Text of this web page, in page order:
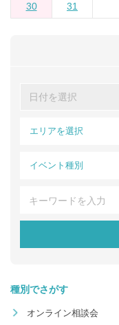
30 31
エリアを選択
イベント種別
種別でさがす
オンライン相談会